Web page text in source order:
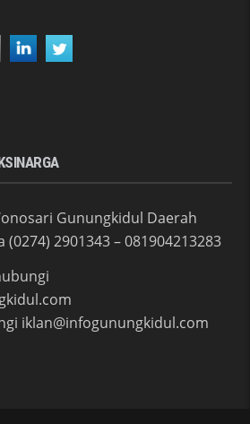
Gunungkidul Daerah
2901343 – 081904213283
iklan@infogunungkidul.com